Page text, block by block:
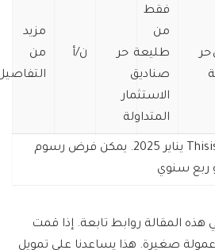
حر
فقط
من
طليعة
صناديق
الاستثمار
المتداولة
حر ن/أ
مزيد
من
(المصدر: Thisismoney.co.uk يناير 2025. يمكن فرض رسوم
ربع سنوي
المقالة روابط تابعة. إذا قمت
صغيرة. هذا يساعدنا على تمويل